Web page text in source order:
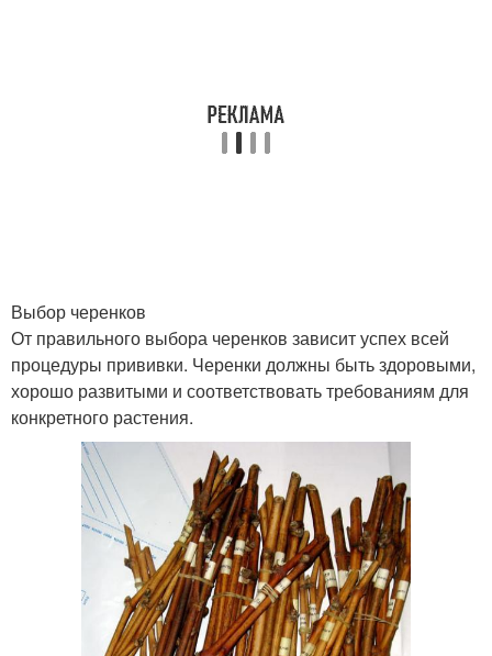
Выбор черенков
От правильного выбора черенков зависит успех всей
процедуры прививки. Черенки должны быть здоровыми,
хорошо развитыми и соответствовать требованиям для
конкретного растения.